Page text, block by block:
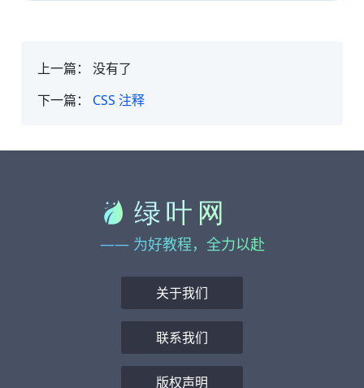
上一篇： 没有了
下一篇： CSS 注释
—— 为好教程，全力以赴
关于我们
联系我们
版权声明